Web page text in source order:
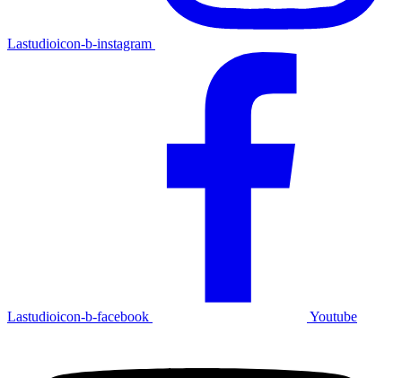
Lastudioicon-b-instagram
Lastudioicon-b-facebook Youtube